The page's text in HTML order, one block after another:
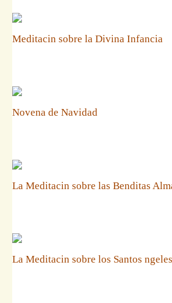
Meditacin sobre la Divina Infancia
Novena de Navidad
La Meditacin sobre las Benditas
La Meditacin sobre los Santos ngeles